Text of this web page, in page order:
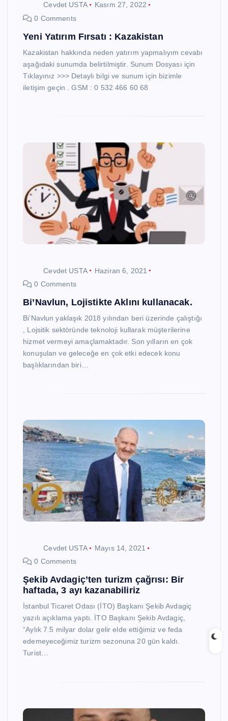
Cevdet USTA
Kasım 27, 2022
0 Comments
Yeni Yatırım Fırsatı : Kazakistan
Kazakistan hakkında neden yatırım yapmalıyım cevabı
aşağıdaki sunumda belirtilmiştir. Sunum Dosyası için
Tıklayınız >>> Detaylı bilgi ve sunum için bizimle
iletişim geçin . GSM : 0 532 466 60 68
Cevdet USTA
Haziran 6, 2021
0 Comments
Bi’Navlun, Lojistikte Aklını kullanacak.
Bi’Navlun yaklaşık 2018 yılından beri üzerinde çalıştığı
, Lojsitik sektöründe teknoloji kullarak müşterilerine
hizmet vermeyi amaçlamaktadır. Son yılların en çok
konuşulan ve geleceğe en çok etki edecek konu
başlıklarından biri…
Cevdet USTA
Mayıs 14, 2021
0 Comments
Şekib Avdagiç’ten turizm çağrısı: Bir
haftada, 3 ayı kazanabiliriz
İstanbul Ticaret Odası (İTO) Başkanı Şekib Avdagiç
yazılı açıklama yaptı. İTO Başkanı Şekib Avdagiç,
“Aylık 7.5 milyar dolar gelir elde ettiğimiz ve feda
edemeyeceğimiz turizm sezonuna 20 gün kaldı.
Turist…